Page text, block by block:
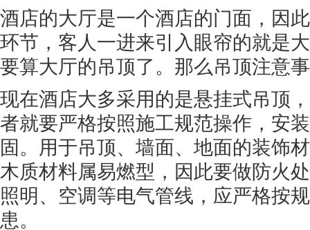
酒店的大厅是一个酒店的门面，因
环节，客人一进来引入眼帘的就是
要算大厅的吊顶了。那么吊顶注意
现在酒店大多采用的是悬挂式吊顶
者就要严格按照施工规范操作，安
固。用于吊顶、墙面、地面的装饰
木质材料属易燃型，因此要做防火
照明、空调等电气管线，应严格按
患。